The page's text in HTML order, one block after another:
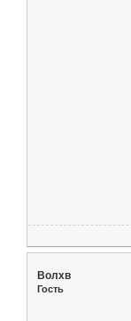
Волхв
Гость